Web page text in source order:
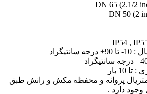
10 بار
متریال پروانه و محفظه مکش و رانش طبق
دارد .